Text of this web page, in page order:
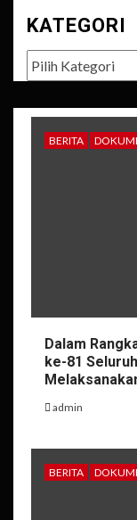
KATEGORI
Kategori
BERITA
Dalam
ke-81
admin
BERITA